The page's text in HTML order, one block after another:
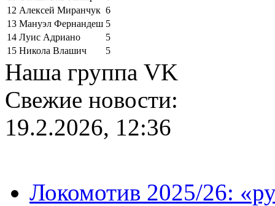
12 Алексей Миранчук 6
13 Мануэл Фернандеш 5
14 Луис Адриано
5
15 Никола Влашич 5
Наша группа VK
Свежие новости:
19.2.2026, 12:36
Локомотив 2025/26: